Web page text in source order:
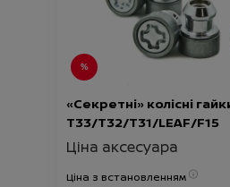
«Секретні» колісні
T33/T32/T31/LEAF/F15
Ціна аксесуара
Ціна з встановленням